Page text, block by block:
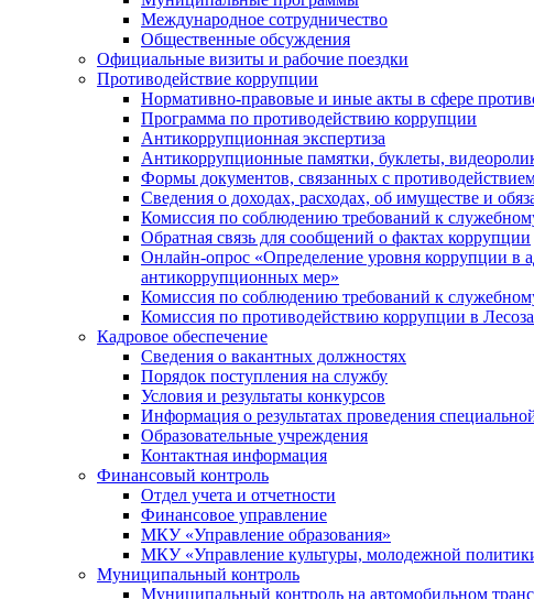
Международное сотрудничество
Общественные обсуждения
Официальные визиты и рабочие поездки
Противодействие коррупции
Нормативно-правовые и иные акты в сфере
Программа по противодействию коррупции
Антикоррупционная экспертиза
Антикоррупционные памятки, буклеты,
Формы документов, связанных с
Сведения о доходах, расходах, об имуществе и
Комиссия по соблюдению требований к
Обратная связь для сообщений о фактах коррупции
Онлайн-опрос «Определение уровня коррупции в
антикоррупционных мер»
Комиссия по соблюдению требований к
Комиссия по противодействию коррупции в
Кадровое обеспечение
Сведения о вакантных должностях
Порядок поступления на службу
Условия и результаты конкурсов
Информация о результатах проведения
Образовательные учреждения
Контактная информация
Финансовый контроль
Отдел учета и отчетности
Финансовое управление
МКУ «Управление образования»
МКУ «Управление культуры, молодежной
Муниципальный контроль
Муниципальный контроль на автомобильном